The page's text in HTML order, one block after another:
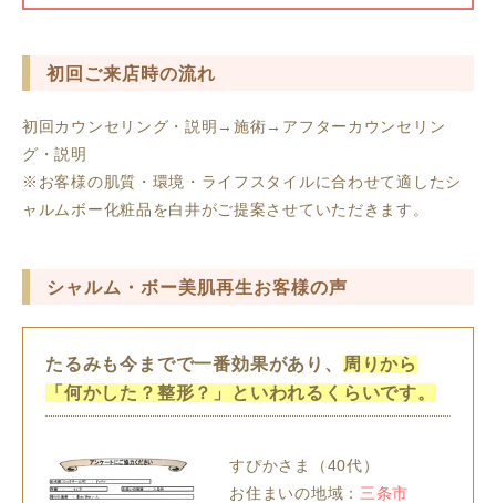
初回ご来店時の流れ
初回カウンセリング・説明→施術→アフターカウンセリン
グ・説明
※お客様の肌質・環境・ライフスタイルに合わせて適したシ
ャルムボー化粧品を白井がご提案させていただきます。
シャルム・ボー美肌再生お客様の声
たるみも今までで一番効果があり、
周りから
「何かした？整形？」といわれるくらいです。
すぴかさま（40代）
お住まいの地域： 三条市